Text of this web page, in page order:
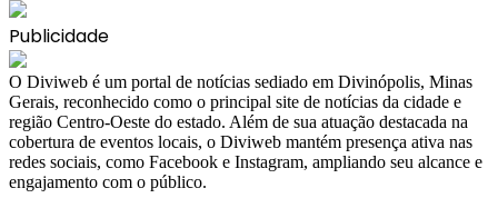
Publicidade
​O Diviweb é um portal de notícias sediado em Divinópolis, Minas
Gerais, reconhecido como o principal site de notícias da cidade e
região Centro-Oeste do estado. Além de sua atuação destacada na
cobertura de eventos locais, o Diviweb mantém presença ativa nas
redes sociais, como Facebook e Instagram, ampliando seu alcance e
engajamento com o público.